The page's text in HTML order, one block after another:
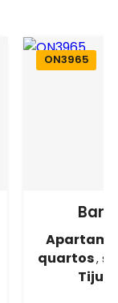
ON3965
quartos,